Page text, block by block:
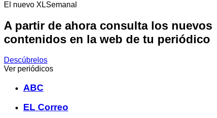
El nuevo XLSemanal
A partir de ahora consulta los nuevos
contenidos en la web de tu periódico
Descúbrelos
Ver periódicos
ABC
EL Correo